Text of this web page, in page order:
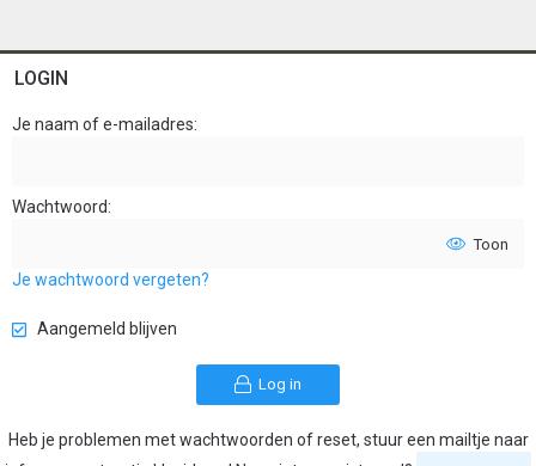
LOGIN
Je naam of e-mailadres
Wachtwoord
Toon
Je wachtwoord vergeten?
Aangemeld blijven
Log in
Heb je problemen met wachtwoorden of reset, stuur een mailtje naar